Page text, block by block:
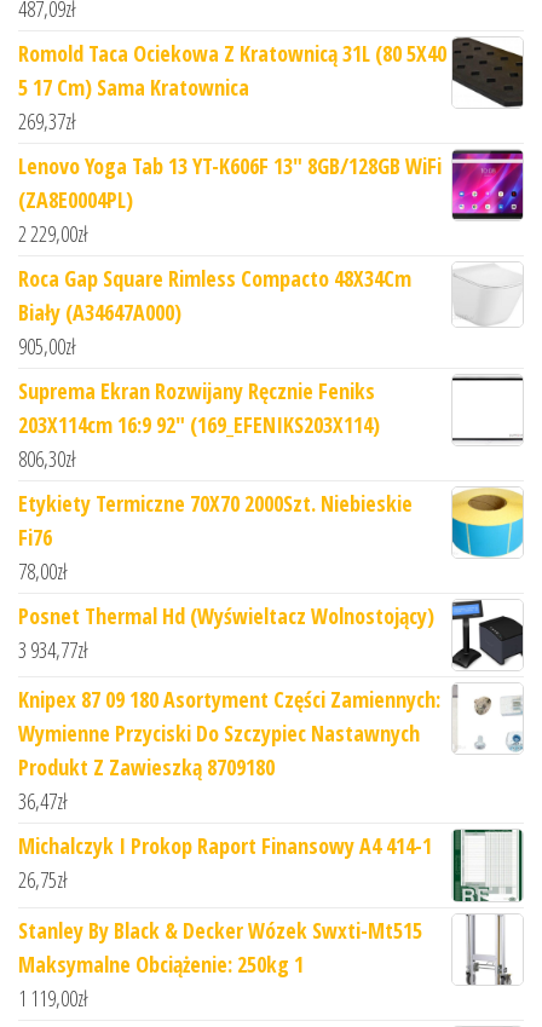
487,09zł
Romold Taca Ociekowa Z Kratownicą 31L (80 5X40
5 17 Cm) Sama Kratownica
269,37zł
Lenovo Yoga Tab 13 YT-K606F 13" 8GB/128GB WiFi
(ZA8E0004PL)
2 229,00zł
Roca Gap Square Rimless Compacto 48X34Cm
Biały (A34647A000)
905,00zł
Suprema Ekran Rozwijany Ręcznie Feniks
203X114cm 16:9 92" (169_EFENIKS203X114)
806,30zł
Etykiety Termiczne 70X70 2000Szt. Niebieskie
Fi76
78,00zł
Posnet Thermal Hd (Wyświeltacz Wolnostojący)
3 934,77zł
Knipex 87 09 180 Asortyment Części Zamiennych:
Wymienne Przyciski Do Szczypiec Nastawnych
Produkt Z Zawieszką 8709180
36,47zł
Michalczyk I Prokop Raport Finansowy A4 414-1
26,75zł
Stanley By Black & Decker Wózek Swxti-Mt515
Maksymalne Obciążenie: 250kg 1
1 119,00zł